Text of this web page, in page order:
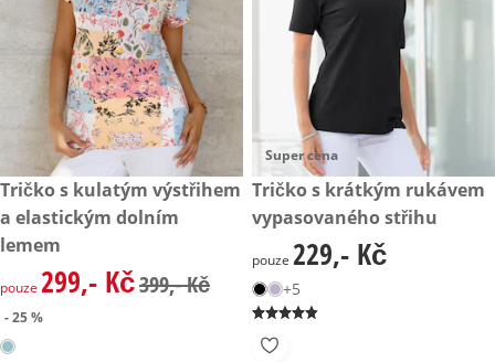
zlevněná cena: 299,- Kč, původní cena: 399,- Kč
- 25 %
Tričko s kulatým výstřihem
a elastickým dolním
lemem
zlevněná cena: 299,- Kč, původní cena: 399,- Kč
pouze 299,- Kč399,- Kč
- 25 %
Super cena
229,- Kč
Tričko s krátkým rukávem
vypasovaného střihu
229,- Kč
pouze 229,- Kč
+5